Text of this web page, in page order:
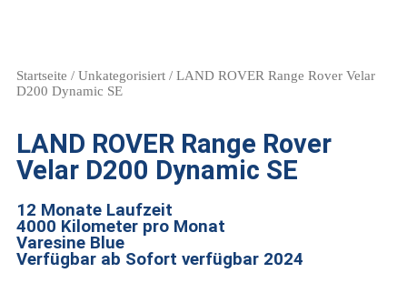
Startseite / Unkategorisiert / LAND ROVER Range Rover Velar
D200 Dynamic SE
LAND ROVER Range Rover
Velar D200 Dynamic SE
12 Monate Laufzeit
4000 Kilometer pro Monat
Varesine Blue
Verfügbar ab Sofort verfügbar 2024